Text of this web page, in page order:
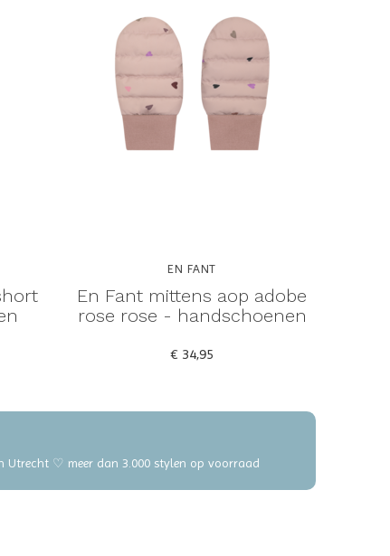
EN FANT
En Fant mittens aop adobe
rose rose - handschoenen
€ 34,95
Utrecht ♡ meer dan 3.000 stylen op voorraad